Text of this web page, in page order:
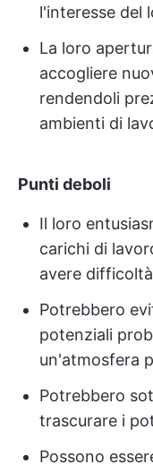
l'interesse del
La loro
accogliere
rendendoli
ambienti di
Punti deboli
Il loro
carichi di
avere
Potrebbero
potenziali
un'atmosfera
Potrebbero
trascurare i
Possono